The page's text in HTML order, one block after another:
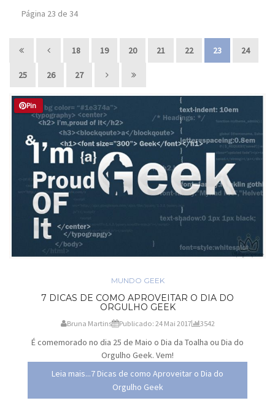
Página 23 de 34
18 19 20 21 22 23 24
25 26 27
Pin
MUNDO GEEK
7 DICAS DE COMO APROVEITAR O DIA DO
ORGULHO GEEK
Bruna Martins Publicado: 24 Mai 2017 3542
É comemorado no dia 25 de Maio o Dia da Toalha ou Dia do
Orgulho Geek. Vem!
Leia mais...7 Dicas de como Aproveitar o Dia do
Orgulho Geek